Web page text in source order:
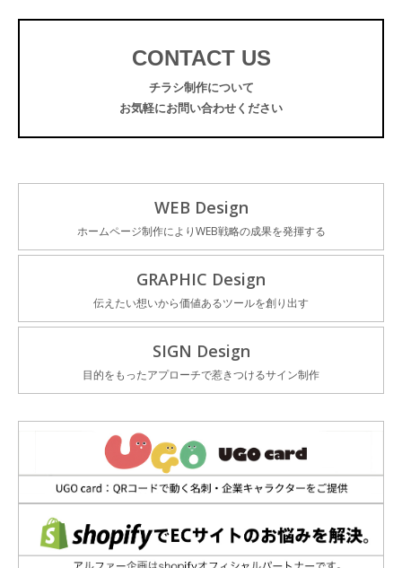
CONTACT US
チラシ制作について
お気軽にお問い合わせください
WEB Design
ホームページ制作によりWEB戦略の成果を発揮する
GRAPHIC Design
伝えたい想いから価値あるツールを創り出す
SIGN Design
目的をもったアプローチで惹きつけるサイン制作